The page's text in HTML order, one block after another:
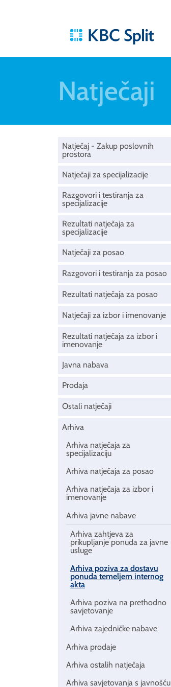
Natječaji
Natječaj - Zakup poslovnih
prostora
Natječaji za specijalizacije
Razgovori i testiranja za
specijalizacije
Rezultati natječaja za
specijalizacije
Natječaji za posao
Razgovori i testiranja za posao
Rezultati natječaja za posao
Natječaji za izbor i imenovanje
Rezultati natječaja za izbor i
imenovanje
Javna nabava
Prodaja
Ostali natječaji
Arhiva
Arhiva natječaja za
specijalizaciju
Arhiva natječaja za posao
Arhiva natječaja za izbor i
imenovanje
Arhiva javne nabave
Arhiva zahtjeva za
prikupljanje ponuda za javne
usluge
Arhiva poziva za dostavu
ponuda temeljem internog
akta
Arhiva poziva na prethodno
savjetovanje
Arhiva zajedničke nabave
Arhiva prodaje
Arhiva ostalih natječaja
Arhiva savjetovanja s javnošću